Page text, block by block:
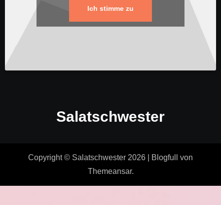
Ich stimme zu
Salatschwester
Copyright © Salatschwester 2026 Blogfull
von
Themeansar.